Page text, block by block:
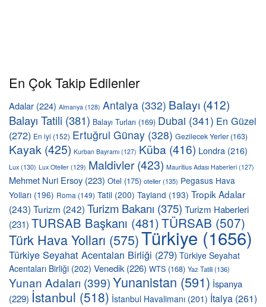
En Çok Takip Edilenler
Adalar (224) Almanya (128) Antalya (332) Balayı (412)
Balayı Tatili (381) Balayı Turları (169) Dubai (341) En Güzel
(272) En iyi (152) Ertuğrul Günay (328) Gezilecek Yerler (163)
Kayak (425) Kurban Bayramı (127) Küba (416) Londra (216)
Lux (130) Lux Oteller (129) Maldivler(423) Mauritius Adası Haberleri (127)
Mehmet Nuri Ersoy (223) Otel (175) oteller(135) Pegasus Hava
Yolları (196) Roma (149) Tatil (200) Tayland (193) Tropik Adalar
(243) Turizm (242) Turizm Bakanı (375) Turizm Haberleri
(231) TURSAB Başkanı (481)TÜRSAB (507)
Türk Hava Yolları (575)Türkiye (1656)
Türkiye Seyahat Acentaları Birliği (279) Türkiye Seyahat
Acentaları Birliği (202) Venedik(226) WTS (168) Yaz Tatili(136)
Yunan Adaları (399)Yunanistan (591) İspanya
(229) İstanbul (518) İstanbul Havalimanı (201) İtalya (261)